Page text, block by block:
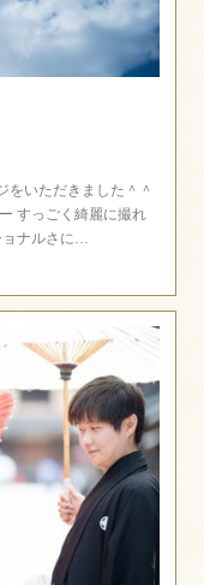
いただきました＾＾
すっごく綺麗に撮れ
ナルさに…